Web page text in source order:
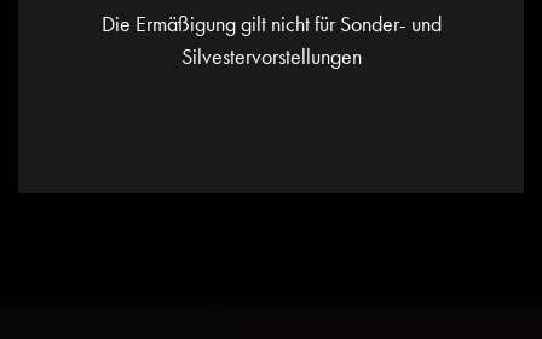
Die Ermäßigung gilt nicht für Sonder- und
Silvestervorstellungen